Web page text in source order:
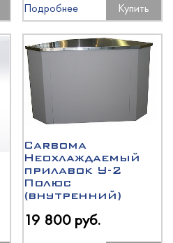
Подробнее Купить
Carboma
Неохлаждаемый
прилавок У-2
Полюс
(внутренний)
19 800 руб.